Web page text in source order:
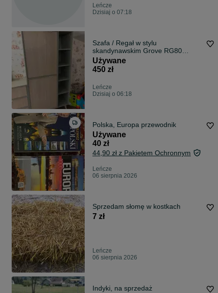
Leńcze
Dzisiaj o 07:18
Szafa / Regał w stylu
skandynawskim Grove RG80
Eukaliptus / Jodełka
Używane
450 zł
Leńcze
Dzisiaj o 06:18
Polska, Europa przewodnik
Używane
40 zł
44,90 zł z Pakietem Ochronnym
Leńcze
06 sierpnia 2026
Sprzedam słomę w kostkach
7 zł
Leńcze
06 sierpnia 2026
Indyki, na sprzedaż